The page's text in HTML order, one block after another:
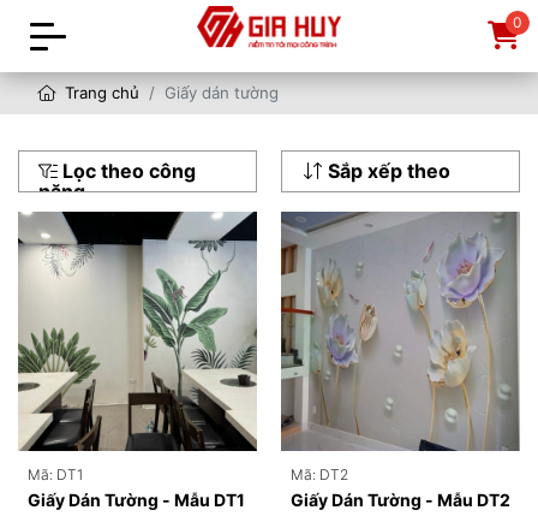
0
Trang chủ Giấy dán tường
Lọc theo công
năng
Sắp xếp theo
Mã: DT1
Giấy Dán Tường - Mẫu DT1
Mã: DT2
Giấy Dán Tường - Mẫu DT2